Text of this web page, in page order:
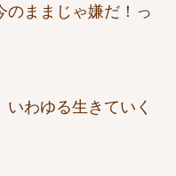
のままじゃ嫌だ！っ
わゆる生きていく